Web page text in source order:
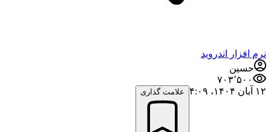
افزار اندروید
حسین
۷۰۳٬۵۰۰
۱۴۰۴،‏ ۴:۰۹
علامت گذاری